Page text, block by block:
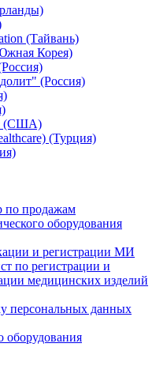
(Тайвань)
Корея)
(Россия)
(США)
(Турция)
по продажам
оборудования
и регистрации МИ
по регистрации и
медицинских изделий
персональных данных
оборудования